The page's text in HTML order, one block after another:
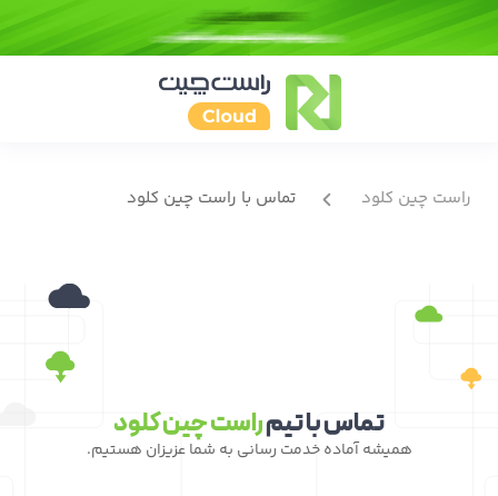
راست چین کلود تماس با راست چین کلود
تماس با تیمراست چین کلود
همیشه آماده خدمت رسانی به شما عزیزان هستیم.